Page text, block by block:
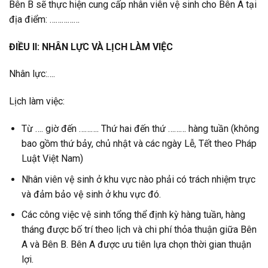
Bên B sẽ thực hiện cung cấp nhân viên vệ sinh cho Bên A tại
địa điểm: ……………
ĐIỀU II: NHÂN LỰC VÀ LỊCH LÀM VIỆC
Nhân lực:….
Lịch làm việc:
Từ …. giờ đến ………. Thứ hai đến thứ ……… hàng tuần (không
bao gồm thứ bảy, chủ nhật và các ngày Lễ, Tết theo Pháp
Luật Việt Nam)
Nhân viên vệ sinh ở khu vực nào phải có trách nhiệm trực
và đảm bảo vệ sinh ở khu vực đó.
Các công việc vệ sinh tổng thể định kỳ hàng tuần, hàng
tháng được bố trí theo lịch và chi phí thỏa thuận giữa Bên
A và Bên B. Bên A được ưu tiên lựa chọn thời gian thuận
lợi.